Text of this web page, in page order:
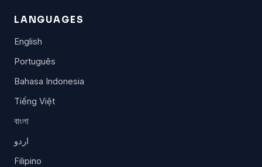
LANGUAGES
English
Português
Bahasa Indonesia
Tiếng Việt
বাংলা
اردو
Filipino